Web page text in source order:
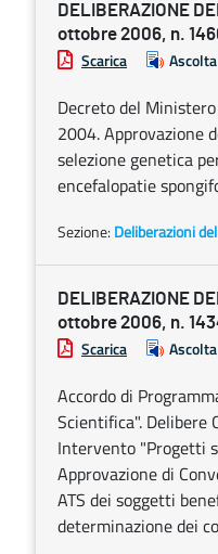
DELIBERAZIONE
ottobre 2006, n.
Scarica Ascolta
Decreto del
2004. Approvazione
selezione genetica
encefalopatie
Sezione: Deliberazioni
DELIBERAZIONE
ottobre 2006, n.
Scarica Ascolta
Accordo di
Scientifica". Delibere
Intervento "Progetti
Approvazione di
ATS dei soggetti
determinazione dei